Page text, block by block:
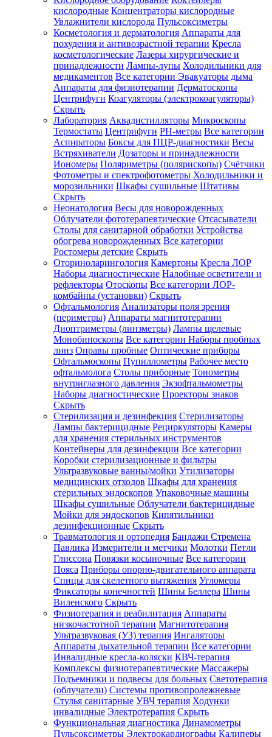
Зарегистрироваться
Зачем
регистрироваться?
Все
покупки
одном
месте
Личный
менеджер
Отслеживание
статуса
заказа
кислородные Концентраторы кислородные
Увлажнители кислорода Пульсоксиметры
Косметология и дерматология Аппараты для
похудения и антивозрастной терапии Кресла
косметологические Лазеры хирургические и
принадлежности Лампы-лупы Холодильники для
медикаментов Все категории Эвакуаторы дыма
Аппараты для физиотерапии Дерматоскопы
Центрифуги Коагуляторы (электрокоагуляторы)
Скрыть
Лаборатория Аквадистилляторы Микроскопы
Термостаты Центрифуги PH-метры Все категории
Аспираторы Боксы для ПЦР-диагностики Весы
Встряхиватели Дозаторы и принадлежности
Иономеры Поляриметры (полярископы) Счётчики
Фотометры и спектрофотометры Холодильники и
морозильники Шкафы сушильные Штативы
Скрыть
Неонатология Весы для новорожденных
Облучатели фототерапевтические Отсасыватели
Столы для санитарной обработки Устройства
обогрева новорожденных Все категории
Ростомеры детские Скрыть
Оториноларингология Камертоны Кресла ЛОР
Наборы диагностические Налобные осветители и
рефлекторы Отоскопы Все категории ЛОР-
комбайны (установки) Скрыть
Офтальмология Анализаторы поля зрения
(периметры) Аппараты магнитотерапии
Диоптриметры (линзметры) Лампы щелевые
Монобиноскопы Все категории Наборы пробных
линз Оправы пробные Оптические приборы
Офтальмоскопы Пупиллометры Рабочее место
офтальмолога Столы приборные Тонометры
внутриглазного давления Экзофтальмометры
Наборы диагностические Проекторы знаков
Скрыть
Стерилизация и дезинфекция Стерилизаторы
Лампы бактерицидные Рециркуляторы Камеры
для хранения стерильных инструментов
Контейнеры для дезинфекции Все категории
Коробки стерилизационные и фильтры
Ультразвуковые ванны/мойки Утилизаторы
медицинских отходов Шкафы для хранения
стерильных эндоскопов Упаковочные машины
Шкафы сушильные Облучатели бактерицидные
Мойки для эндоскопов Кипятильники
дезинфекционные Скрыть
Травматология и ортопедия Бандажи Стремена
Павлика Измерители и метчики Молотки Петли
Глиссона Повязки косыночные Все категории
Пояса Приборы опорно-двигательного аппарата
Спицы для скелетного вытяжения Угломеры
Фиксаторы конечностей Шины Беллера Шины
Виленского Скрыть
Физиотерапия и реабилитация Аппараты
низкочастотной терапии Магнитотерапия
Ультразвуковая (УЗ) терапия Ингаляторы
Аппараты дыхательной терапии Все категории
Инвалидные кресла-коляски КВЧ-терапия
Комплексы физиотерапевтические Массажеры
Подъемники и подвесы для больных Светотерапия
(облучатели) Системы противопролежневые
Стулья санитарные УВЧ терапия Ходунки
инвалидные Электротерапия Скрыть
Функциональная диагностика Динамометры
Пульсоксиметры Электрокардиографы Калиперы